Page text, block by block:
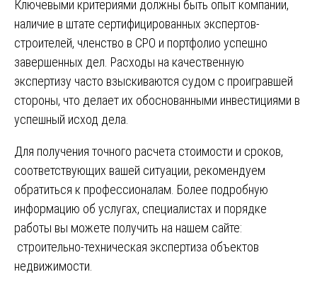
Ключевыми критериями должны быть опыт компании,
наличие в штате сертифицированных экспертов-
строителей, членство в СРО и портфолио успешно
завершенных дел. Расходы на качественную
экспертизу часто взыскиваются судом с проигравшей
стороны, что делает их обоснованными инвестициями в
успешный исход дела.
Для получения точного расчета стоимости и сроков,
соответствующих вашей ситуации, рекомендуем
обратиться к профессионалам. Более подробную
информацию об услугах, специалистах и порядке
работы вы можете получить на нашем сайте:
строительно-техническая экспертиза объектов
недвижимости